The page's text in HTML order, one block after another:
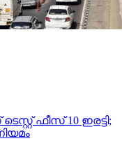
ഫീസ് 10 ഇരട്ടി;